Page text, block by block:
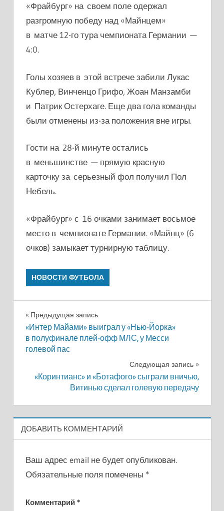
«Фрайбург» на своем поле одержал
разгромную победу над «Майнцем»
в матче 12-го тура чемпионата Германии —
4:0.
Голы хозяев в этой встрече забили Лукас
Кублер, Винченцо Грифо, Жоан Манзамби
и Патрик Остерхаге. Еще два гола команды
были отменены из-за положения вне игры.
Гости на 28-й минуте остались
в меньшинстве — прямую красную
карточку за серьезный фол получил Пол
Небель.
«Фрайбург» с 16 очками занимает восьмое
место в чемпионате Германии. «Майнц» (6
очков) замыкает турнирную таблицу.
НОВОСТИ ФУТБОЛА
Навигация
по
записям
Предыдущая запись
«Интер Майами» выиграл у «Нью-Йорка»
в полуфинале плей-офф МЛС, у Месси
голевой пас
Следующая запись
«Коринтианс» и «Ботафого» сыграли вничью,
Витинью сделал голевую передачу
ДОБАВИТЬ КОММЕНТАРИЙ
Ваш адрес email не будет опубликован.
Обязательные поля помечены *
Комментарий *